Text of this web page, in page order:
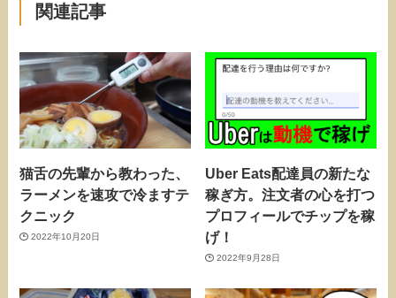
関連記事
猫舌の先輩から教わった、
ラーメンを速攻で冷ますテ
クニック
2022年10月20日
Uber Eats配達員の新たな
稼ぎ方。注文者の心を打つ
プロフィールでチップを稼
げ！
2022年9月28日